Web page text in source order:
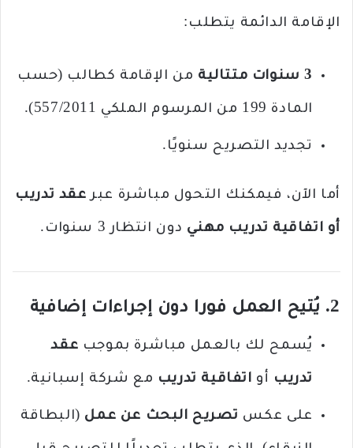
الإقامة الدائمة يتطلب:
3 سنوات متتالية من الإقامة كطالب (حسب
المادة 199 من المرسوم الملكي 557/2011).
تجديد التصريح سنويًا.
أما الآن، فيمكنك التحول مباشرة عبر عقد تدريب
أو اتفاقية تدريب مهني دون انتظار 3 سنوات.
2. يُتيح العمل فورا دون إجراءات إضافية
يُسمح لك بالعمل مباشرة بموجب عقد
تدريب أو اتفاقية تدريب مع شركة إسبانية.
على عكس تصريح البحث عن عمل (البطاقة